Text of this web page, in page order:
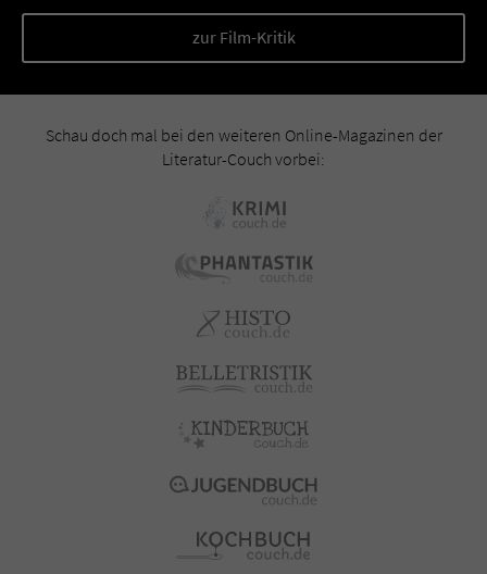
zur Film-Kritik
Schau doch mal bei den weiteren Online-Magazinen der
Literatur-Couch vorbei: